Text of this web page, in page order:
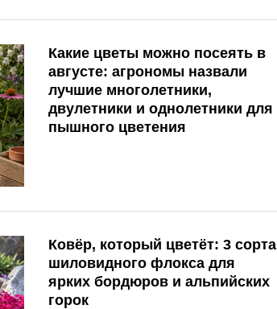
Какие цветы можно посеять в
августе: агрономы назвали
лучшие многолетники,
двулетники и однолетники для
пышного цветения
Ковёр, который цветёт: 3 сорта
шиловидного флокса для
ярких бордюров и альпийских
горок